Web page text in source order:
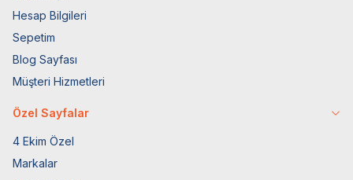
Hesap Bilgileri
Sepetim
Blog Sayfası
Müşteri Hizmetleri
Özel Sayfalar
4 Ekim Özel
Markalar